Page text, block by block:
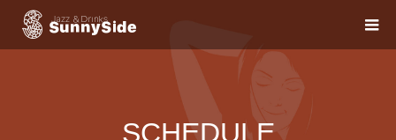
SCHEDULE